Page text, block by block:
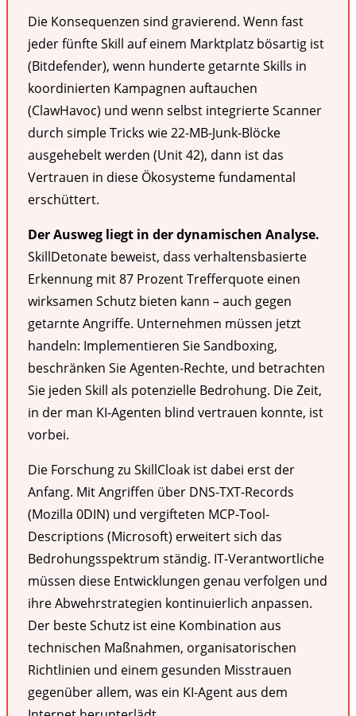
Die Konsequenzen sind gravierend. Wenn fast
jeder fünfte Skill auf einem Marktplatz bösartig ist
(Bitdefender), wenn hunderte getarnte Skills in
koordinierten Kampagnen auftauchen
(ClawHavoc) und wenn selbst integrierte Scanner
durch simple Tricks wie 22-MB-Junk-Blöcke
ausgehebelt werden (Unit 42), dann ist das
Vertrauen in diese Ökosysteme fundamental
erschüttert.
Der Ausweg liegt in der dynamischen Analyse.
SkillDetonate beweist, dass verhaltensbasierte
Erkennung mit 87 Prozent Trefferquote einen
wirksamen Schutz bieten kann – auch gegen
getarnte Angriffe. Unternehmen müssen jetzt
handeln: Implementieren Sie Sandboxing,
beschränken Sie Agenten-Rechte, und betrachten
Sie jeden Skill als potenzielle Bedrohung. Die Zeit,
in der man KI-Agenten blind vertrauen konnte, ist
vorbei.
Die Forschung zu SkillCloak ist dabei erst der
Anfang. Mit Angriffen über DNS-TXT-Records
(Mozilla 0DIN) und vergifteten MCP-Tool-
Descriptions (Microsoft) erweitert sich das
Bedrohungsspektrum ständig. IT-Verantwortliche
müssen diese Entwicklungen genau verfolgen und
ihre Abwehrstrategien kontinuierlich anpassen.
Der beste Schutz ist eine Kombination aus
technischen Maßnahmen, organisatorischen
Richtlinien und einem gesunden Misstrauen
gegenüber allem, was ein KI-Agent aus dem